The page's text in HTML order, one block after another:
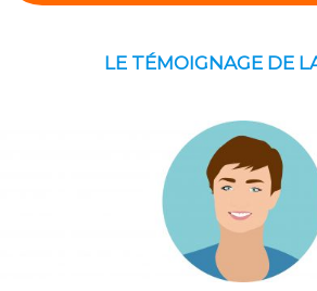
LE TÉMOIGNAGE DE